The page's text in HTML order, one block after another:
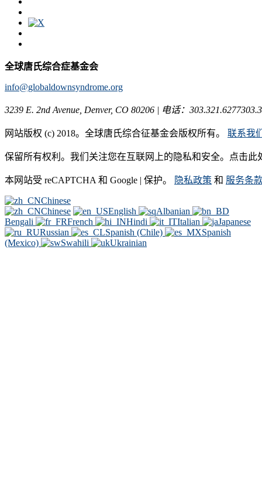
全球唐氏综合症基金会
info@globaldownsyndrome.org
3239 E. 2nd Avenue, Denver, CO 80206 | 电话：
网站版权 (c) 2018。全球唐氏综合征基金会版权所有。 联系我
保留所有权利。我们关注您在互联网上的隐私和安全。点击
本网站受 reCAPTCHA 和 Google | 保护。 隐私政策 和 服务条
Chinese
Chinese
English
Albanian
Bengali
French Hindi Italian
Japanese
Russian
Spanish (Chile)
Spanish
(Mexico)
Swahili Ukrainian